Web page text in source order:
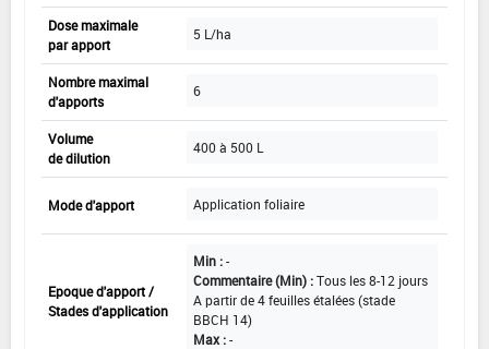
Dose maximale
par apport
5 L/ha
Nombre maximal
d'apports
6
Volume
de dilution
400 à 500 L
Mode d'apport Application foliaire
Epoque d'apport /
Stades d'application
Min :-
Commentaire (Min) :Tous les 8-12 jours
A partir de 4 feuilles étalées (stade
BBCH 14)
Max :-